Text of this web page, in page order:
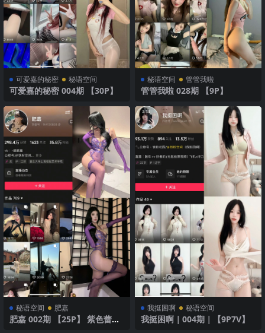
可爱嘉的秘密 秘语空间
可爱嘉的秘密 004期 【30P】
秘语空间 管管我啦
管管我啦 028期 【9P】
秘语空间 肥嘉
肥嘉 002期 【25P】 紫色蕾丝
我挺困啊 秘语空间
我挺困啊｜004期｜【9P7V】